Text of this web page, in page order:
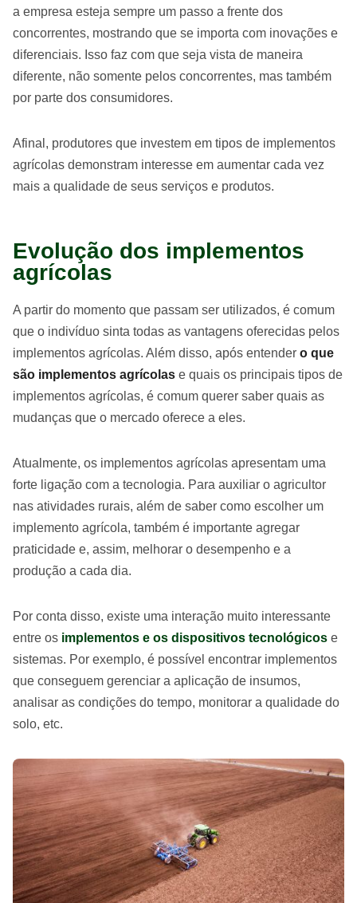
a empresa esteja sempre um passo a frente dos
concorrentes, mostrando que se importa com inovações e
diferenciais. Isso faz com que seja vista de maneira
diferente, não somente pelos concorrentes, mas também
por parte dos consumidores.
Afinal, produtores que investem em tipos de implementos
agrícolas demonstram interesse em aumentar cada vez
mais a qualidade de seus serviços e produtos.
Evolução dos implementos
agrícolas
A partir do momento que passam ser utilizados, é comum
que o indivíduo sinta todas as vantagens oferecidas pelos
implementos agrícolas. Além disso, após entender o que
são implementos agrícolas e quais os principais tipos de
implementos agrícolas, é comum querer saber quais as
mudanças que o mercado oferece a eles.
Atualmente, os implementos agrícolas apresentam uma
forte ligação com a tecnologia. Para auxiliar o agricultor
nas atividades rurais, além de saber como escolher um
implemento agrícola, também é importante agregar
praticidade e, assim, melhorar o desempenho e a
produção a cada dia.
Por conta disso, existe uma interação muito interessante
entre os implementos e os dispositivos tecnológicos e
sistemas. Por exemplo, é possível encontrar implementos
que conseguem gerenciar a aplicação de insumos,
analisar as condições do tempo, monitorar a qualidade do
solo, etc.